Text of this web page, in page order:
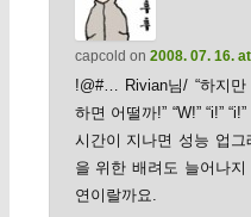
capcold on 2008. 07. 16.
!@#… Rivian님/ “하지
하면 어떨까!” “W!” “i!”
시간이 지나면 성능 업
을 위한 배려도 늘어나
연이랄까요.